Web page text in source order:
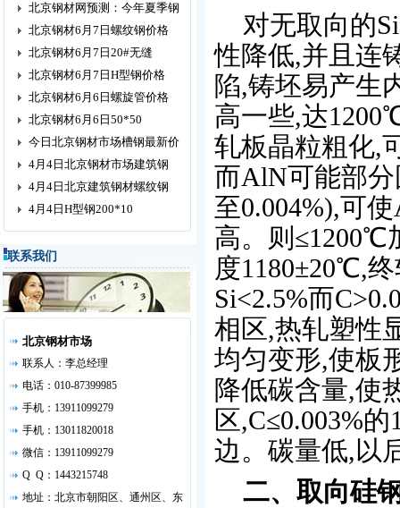
北京钢材网预测：今年夏季钢
北京钢材6月7日螺纹钢价格
北京钢材6月7日20#无缝
北京钢材6月7日H型钢价格
北京钢材6月6日螺旋管价格
北京钢材6月6日50*50
今日北京钢材市场槽钢最新价
4月4日北京钢材市场建筑钢
4月4日北京建筑钢材螺纹钢
4月4日H型钢200*10
联系我们
北京钢材市场
联系人：李总经理
电话：010-87399985
手机：13911099279
手机：13011820018
微信：13911099279
Q Q：1443215748
地址：北京市朝阳区、通州区、东
对无取向的
性降低,并且连
陷,铸坯易产生
高一些,达
轧板晶粒粗化,
而AlN可能部
至0.004%),可
高。则≤1200℃
度1180±20℃,
Si<2.5%而
相区,热轧塑性
均匀变形,使板
降低碳含量,使
区,C≤0.003%
边。碳量低,以
二、取向硅